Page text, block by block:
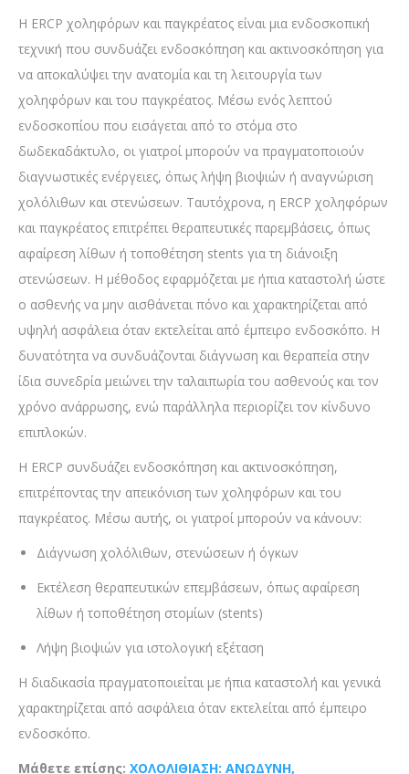
Η ERCP χοληφόρων και παγκρέατος είναι μια ενδοσκοπική
τεχνική που συνδυάζει ενδοσκόπηση και ακτινοσκόπηση για
να αποκαλύψει την ανατομία και τη λειτουργία των
χοληφόρων και του παγκρέατος. Μέσω ενός λεπτού
ενδοσκοπίου που εισάγεται από το στόμα στο
δωδεκαδάκτυλο, οι γιατροί μπορούν να πραγματοποιούν
διαγνωστικές ενέργειες, όπως λήψη βιοψιών ή αναγνώριση
χολόλιθων και στενώσεων. Ταυτόχρονα, η ERCP χοληφόρων
και παγκρέατος επιτρέπει θεραπευτικές παρεμβάσεις, όπως
αφαίρεση λίθων ή τοποθέτηση stents για τη διάνοιξη
στενώσεων. Η μέθοδος εφαρμόζεται με ήπια καταστολή ώστε
ο ασθενής να μην αισθάνεται πόνο και χαρακτηρίζεται από
υψηλή ασφάλεια όταν εκτελείται από έμπειρο ενδοσκόπο. Η
δυνατότητα να συνδυάζονται διάγνωση και θεραπεία στην
ίδια συνεδρία μειώνει την ταλαιπωρία του ασθενούς και τον
χρόνο ανάρρωσης, ενώ παράλληλα περιορίζει τον κίνδυνο
επιπλοκών.
Η ERCP συνδυάζει ενδοσκόπηση και ακτινοσκόπηση,
επιτρέποντας την απεικόνιση των χοληφόρων και του
παγκρέατος. Μέσω αυτής, οι γιατροί μπορούν να κάνουν:
Διάγνωση χολόλιθων, στενώσεων ή όγκων
Εκτέλεση θεραπευτικών επεμβάσεων, όπως αφαίρεση
λίθων ή τοποθέτηση στομίων (stents)
Λήψη βιοψιών για ιστολογική εξέταση
Η διαδικασία πραγματοποιείται με ήπια καταστολή και γενικά
χαρακτηρίζεται από ασφάλεια όταν εκτελείται από έμπειρο
ενδοσκόπο.
Μάθετε επίσης: ΧΟΛΟΛΙΘΙΑΣΗ: ΑΝΩΔΥΝΗ,